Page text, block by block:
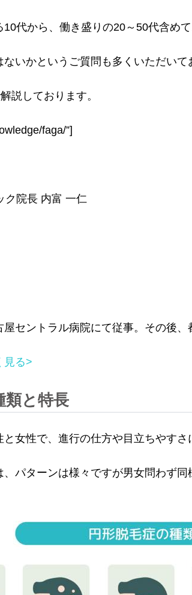
代から、働き盛りの20～50代含め
ないかというご質問も多くいただい
説しております。
faga/”]
ク院長 内富 一仁
セントラル病院にて従事。その後
見る>
類と特長
女性で、進行の仕方や目立ちやすさ
パターンは様々ですが男女問わず同